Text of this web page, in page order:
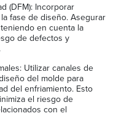
(DFM): Incorporar
fase de diseño. Asegurar
en cuenta la
de defectos y
Utilizar canales de
del molde para
del enfriamiento. Esto
el riesgo de
con el